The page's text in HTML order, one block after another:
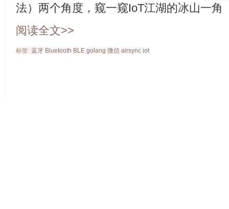
法）两个角度，窥一窥IoT江湖的冰山一角
阅读全文>>
标签: 蓝牙 Bluetooth BLE golang 微信 airsync iot